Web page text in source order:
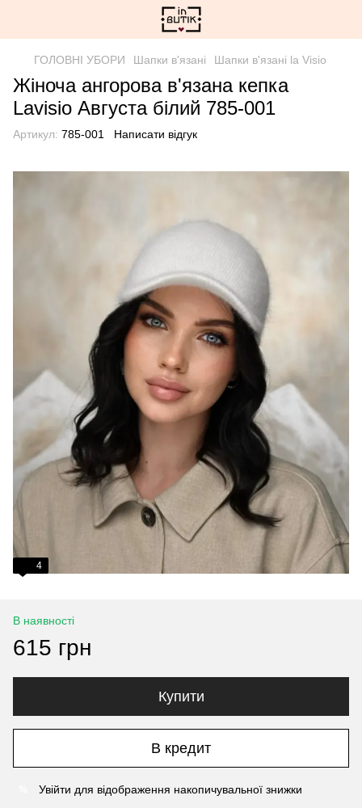
ГОЛОВНІ УБОРИ Шапки в'язані Шапки в'язані la Visio
Жіноча ангорова в'язана кепка
Lavisio Августа білий 785-001
Артикул: 785-001 Написати відгук
4
В наявності
615 грн
Купити
В кредит
Увійти для відображення накопичувальної знижки